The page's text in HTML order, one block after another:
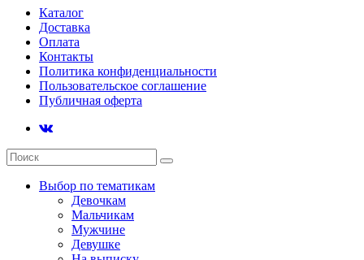
Каталог
Доставка
Оплата
Контакты
Политика конфиденциальности
Пользовательское соглашение
Публичная оферта
Выбор по тематикам
Девочкам
Мальчикам
Мужчине
Девушке